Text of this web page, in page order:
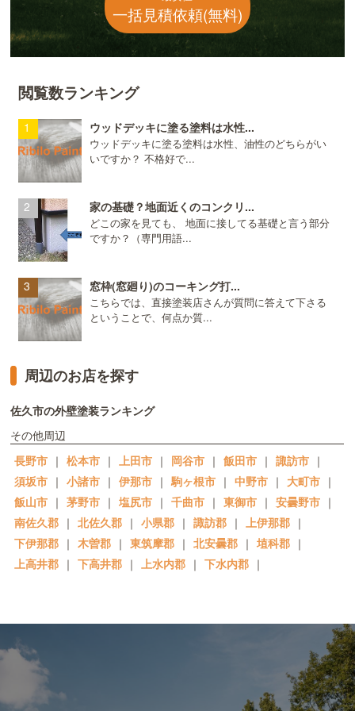
一括見積依頼(無料)
閲覧数ランキング
ウッドデッキに塗る塗料は水性...
ウッドデッキに塗る塗料は水性、油性のどちらがい
いですか？ 不格好で...
家の基礎？地面近くのコンクリ...
どこの家を見ても、 地面に接してる基礎と言う部分
ですか？（専門用語...
窓枠(窓廻り)のコーキング打...
こちらでは、直接塗装店さんが質問に答えて下さる
ということで、何点か質...
周辺のお店を探す
佐久市の外壁塗装ランキング
その他周辺
長野市 ｜ 松本市 ｜ 上田市 ｜ 岡谷市 ｜ 飯田市 ｜ 諏訪市 ｜
須坂市 ｜ 小諸市 ｜ 伊那市 ｜ 駒ヶ根市 ｜ 中野市 ｜ 大町市 ｜
飯山市 ｜ 茅野市 ｜ 塩尻市 ｜ 千曲市 ｜ 東御市 ｜ 安曇野市 ｜
南佐久郡 ｜ 北佐久郡 ｜ 小県郡 ｜ 諏訪郡 ｜ 上伊那郡 ｜
下伊那郡 ｜ 木曽郡 ｜ 東筑摩郡 ｜ 北安曇郡 ｜ 埴科郡 ｜
上高井郡 ｜ 下高井郡 ｜ 上水内郡 ｜ 下水内郡 ｜